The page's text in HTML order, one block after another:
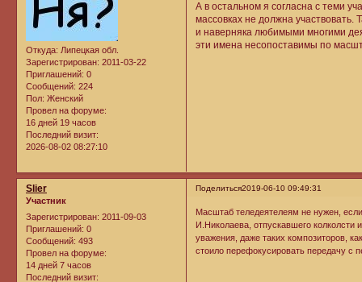
Откуда: Липецкая обл.
Зарегистрирован: 2011-03-22
Приглашений: 0
Сообщений: 224
Пол: Женский
Провел на форуме:
16 дней 19 часов
Последний визит:
2026-08-02 08:27:10
А в остальном я согласна с теми
массовках не должна
и наверняка любимыми многими
эти имена несопоставимы по
Поделиться2019-06-10 09:49:31
Slier
Участник
Зарегистрирован: 2011-09-03
Приглашений: 0
Сообщений: 493
Провел на форуме:
14 дней 7 часов
Последний визит:
Масштаб теледеятелеям не нужен,
И.Николаева, отпускавшего колколсти
уважения, даже таких композиторов,
стоило перефокусировать передачу с